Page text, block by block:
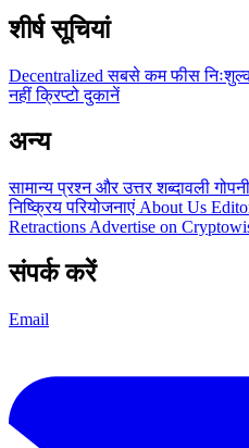
शीर्ष सूचियां
Decentralizedसबसे कम फीस
नहींक्रिप्टो दुकानें
अन्य
सामान्य प्रश्न और उत्तरशब्दावली
निष्क्रिय परियोजनाएं About Us
Retractions Advertise on
संपर्क करें
Email